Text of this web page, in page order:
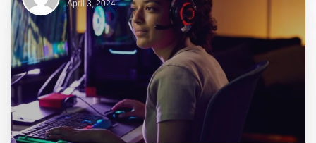
April 3, 2024